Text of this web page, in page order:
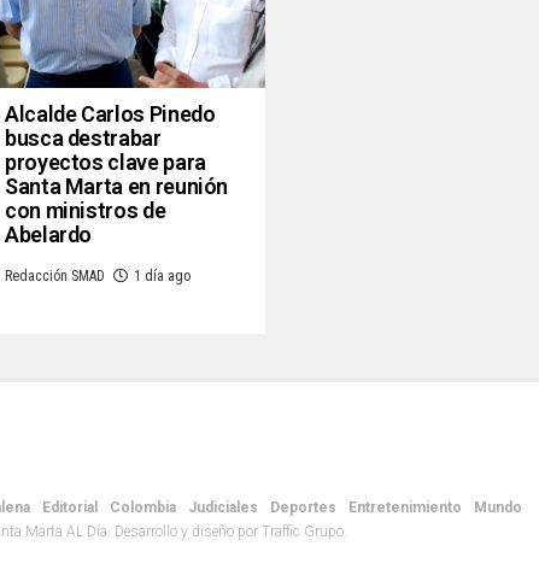
Alcalde Carlos Pinedo
busca destrabar
proyectos clave para
Santa Marta en reunión
con ministros de
Abelardo
Redacción SMAD 1 día ago
Editorial Colombia Judiciales Deportes Entretenimiento
Mundo
Marta AL Día. Desarrollo y diseño por Traffic Grupo.